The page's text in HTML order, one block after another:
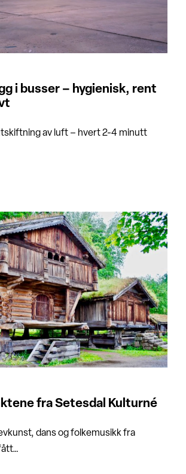
i busser – hygienisk, rent
av luft – hvert 2-4 minutt
fra Setesdal Kulturné
dans og folkemusikk fra